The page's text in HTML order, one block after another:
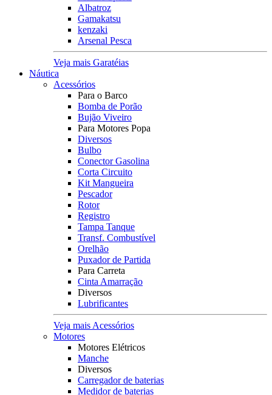
Albatroz
Gamakatsu
kenzaki
Arsenal Pesca
Veja mais Garatéias
Náutica
Acessórios
Para o Barco
Bomba de Porão
Bujão Viveiro
Para Motores Popa
Diversos
Bulbo
Conector Gasolina
Corta Circuito
Kit Mangueira
Pescador
Rotor
Registro
Tampa Tanque
Transf. Combustível
Orelhão
Puxador de Partida
Para Carreta
Cinta Amarração
Diversos
Lubrificantes
Veja mais Acessórios
Motores
Motores Elétricos
Manche
Diversos
Carregador de baterias
Medidor de baterias